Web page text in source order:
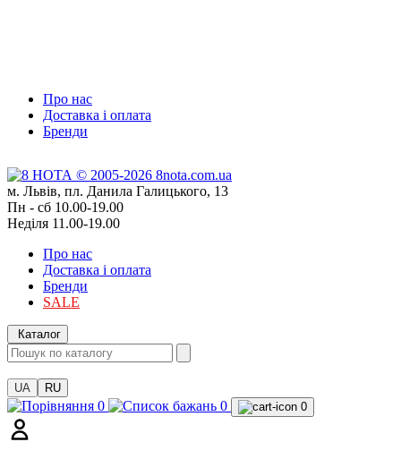
Про нас
Доставка і оплата
Бренди
м. Львів, пл. Данила Галицького, 13
Пн - сб 10.00-19.00
Неділя 11.00-19.00
Про нас
Доставка і оплата
Бренди
SALE
Каталог
UA RU
0 0 0